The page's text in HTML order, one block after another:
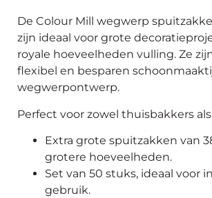
De Colour Mill wegwerp
zijn ideaal voor grote
royale hoeveelheden vulling. Ze
flexibel en besparen
wegwerpontwerp.
Perfect voor zowel thuisbakkers
Extra grote spuitzakken van
grotere hoeveelheden.
Set van 50 stuks, ideaal voor
gebruik.